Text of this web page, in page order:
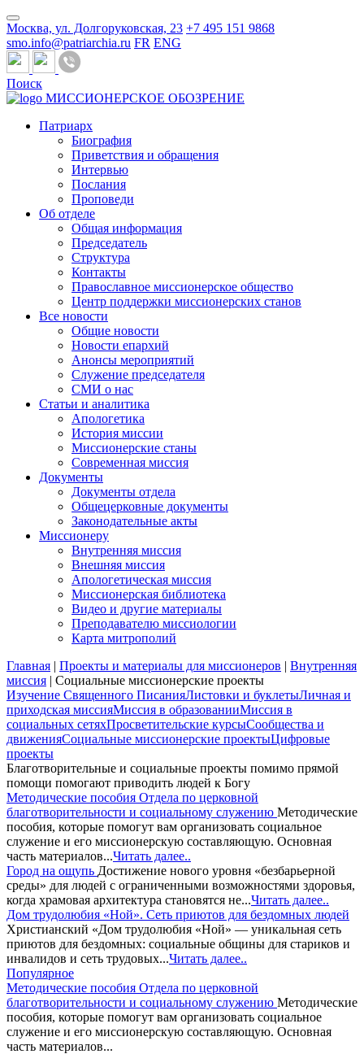
Москва, ул. Долгоруковская, 23 +7 495 151 9868
smo.info@patriarchia.ru FR ENG
Поиск
МИССИОНЕРСКОЕ ОБОЗРЕНИЕ
Патриарх
Биография
Приветствия и обращения
Интервью
Послания
Проповеди
Об отделе
Общая информация
Председатель
Структура
Контакты
Православное миссионерское общество
Центр поддержки миссионерских станов
Все новости
Общие новости
Новости епархий
Анонсы мероприятий
Служение председателя
СМИ о нас
Статьи и аналитика
Апологетика
История миссии
Миссионерские станы
Современная миссия
Документы
Документы отдела
Общецерковные документы
Законодательные акты
Миссионеру
Внутренняя миссия
Внешняя миссия
Апологетическая миссия
Миссионерская библиотека
Видео и другие материалы
Преподавателю миссиологии
Карта митрополий
Главная | Проекты и материалы для миссионеров | Внутренняя
миссия | Социальные миссионерские проекты
Изучение Священного ПисанияЛистовки и буклетыЛичная и
приходская миссияМиссия в образованииМиссия в
социальных сетяхПросветительские курсыСообщества и
движенияСоциальные миссионерские проектыЦифровые
проекты
Благотворительные и социальные проекты помимо прямой
помощи помогают приводить людей к Богу
Методические пособия Отдела по церковной
благотворительности и социальному служению Методические
пособия, которые помогут вам организовать социальное
служение и его миссионерскую составляющую. Основная
часть материалов...Читать далее..
Город на ощупь Достижение нового уровня «безбарьерной
среды» для людей с ограниченными возможностями здоровья,
когда храмовая архитектура становятся не...Читать далее..
Дом трудолюбия «Ной». Сеть приютов для бездомных людей
Христианский «Дом трудолюбия «Ной» — уникальная сеть
приютов для бездомных: социальные общины для стариков и
инвалидов и сеть трудовых...Читать далее..
Популярное
Методические пособия Отдела по церковной
благотворительности и социальному служению Методические
пособия, которые помогут вам организовать социальное
служение и его миссионерскую составляющую. Основная
часть материалов...